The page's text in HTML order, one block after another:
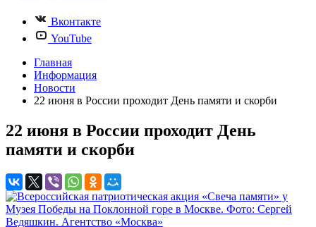
Вконтакте
YouTube
Главная
Информация
Новости
22 июня в России проходит День памяти и скорби
22 июня в России проходит День
памяти и скорби